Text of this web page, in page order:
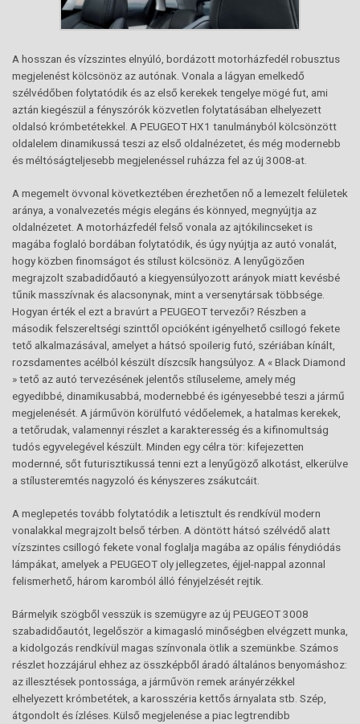
A hosszan és vízszintes elnyúló, bordázott motorházfedél robusztus
megjelenést kölcsönöz az autónak. Vonala a lágyan emelkedő
szélvédőben folytatódik és az első kerekek tengelye mögé fut, ami
aztán kiegészül a fényszórók közvetlen folytatásában elhelyezett
oldalsó krómbetétekkel. A PEUGEOT HX1 tanulmányból kölcsönzött
oldalelem dinamikussá teszi az első oldalnézetet, és még modernebb
és méltóságteljesebb megjelenéssel ruházza fel az új 3008-at.
A megemelt övvonal következtében érezhetően nő a lemezelt felületek
aránya, a vonalvezetés mégis elegáns és könnyed, megnyújtja az
oldalnézetet. A motorházfedél felső vonala az ajtókilincseket is
magába foglaló bordában folytatódik, és úgy nyújtja az autó vonalát,
hogy közben finomságot és stílust kölcsönöz. A lenyűgözően
megrajzolt szabadidőautó a kiegyensúlyozott arányok miatt kevésbé
tűnik masszívnak és alacsonynak, mint a versenytársak többsége.
Hogyan érték el ezt a bravúrt a PEUGEOT tervezői? Részben a
második felszereltségi szinttől opcióként igényelhető csillogó fekete
tető alkalmazásával, amelyet a hátsó spoilerig futó, szériában kínált,
rozsdamentes acélból készült díszcsík hangsúlyoz. A « Black Diamond
» tető az autó tervezésének jelentős stíluseleme, amely még
egyedibbé, dinamikusabbá, modernebbé és igényesebbé teszi a jármű
megjelenését. A járművön körülfutó védőelemek, a hatalmas kerekek,
a tetőrudak, valamennyi részlet a karakteresség és a kifinomultság
tudós egyvelegével készült. Minden egy célra tör: kifejezetten
modernné, sőt futurisztikussá tenni ezt a lenyűgöző alkotást, elkerülve
a stílusteremtés nagyzoló és kényszeres zsákutcáit.
A meglepetés tovább folytatódik a letisztult és rendkívül modern
vonalakkal megrajzolt belső térben. A döntött hátsó szélvédő alatt
vízszintes csillogó fekete vonal foglalja magába az opális fénydiódás
lámpákat, amelyek a PEUGEOT oly jellegzetes, éjjel-nappal azonnal
felismerhető, három karomból álló fényjelzését rejtik.
Bármelyik szögből vesszük is szemügyre az új PEUGEOT 3008
szabadidőautót, legelőször a kimagasló minőségben elvégzett munka,
a kidolgozás rendkívül magas színvonala ötlik a szemünkbe. Számos
részlet hozzájárul ehhez az összképből áradó általános benyomáshoz:
az illesztések pontossága, a járművön remek arányérzékkel
elhelyezett krómbetétek, a karosszéria kettős árnyalata stb. Szép,
átgondolt és ízléses. Külső megjelenése a piac legtrendibb